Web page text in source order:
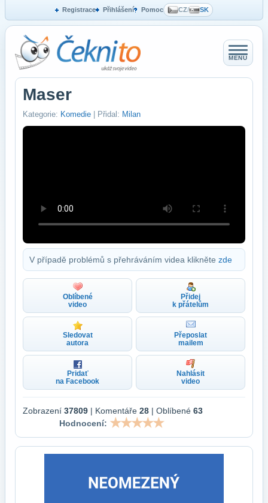
Registrace Přihlášení Pomoc CZ/ SK
MENU
Maser
Kategorie: Komedie | Přidal: Milan
V případě problémů s přehráváním videa klikněte zde
Oblíbené
video
Přidej
k přátelům
Sledovat
autora
Přeposlat
mailem
Pridať
na Facebook
Nahlásit
video
Zobrazení 37809 | Komentáře 28 | Oblíbené 63
Hodnocení: